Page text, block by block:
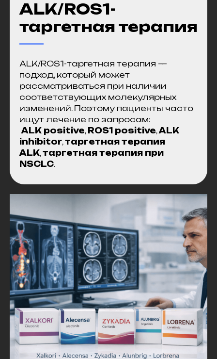
ALK/ROS1-
таргетная терапия
ALK/ROS1-таргетная терапия —
подход, который может
рассматриваться при наличии
соответствующих молекулярных
изменений. Поэтому пациенты часто
ищут лечение по запросам:
ALK positive, ROS1 positive,ALK
inhibitor,таргетная терапия
ALK,таргетная терапия при
NSCLC.